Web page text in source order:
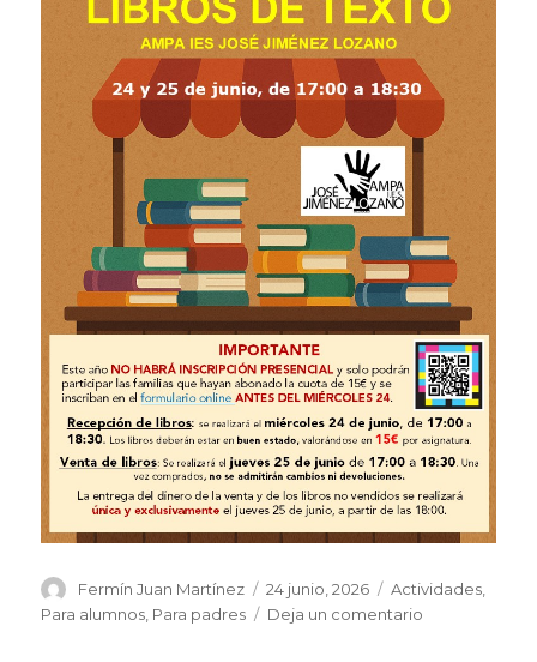
Autor
Fermín Juan Martínez
Publicado
el
24 junio, 2026 Categorías
Actividades
Para alumnos Para padres Deja un comentario